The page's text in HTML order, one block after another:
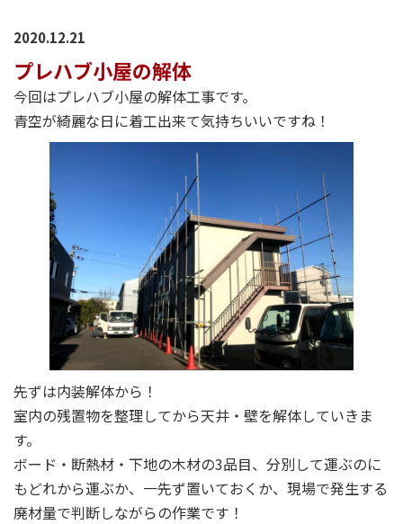
2020.12.21
プレハブ小屋の解体
今回はプレハブ小屋の解体工事です。
青空が綺麗な日に着工出来て気持ちいいですね！
先ずは内装解体から！
室内の残置物を整理してから天井・壁を解体していきま
す。
ボード・断熱材・下地の木材の3品目、分別して運ぶのに
もどれから運ぶか、一先ず置いておくか、現場で発生する
廃材量で判断しながらの作業です！